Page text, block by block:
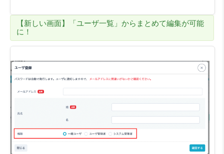
【新しい画面】「ユーザ一覧」からまとめて編集が可能
に！